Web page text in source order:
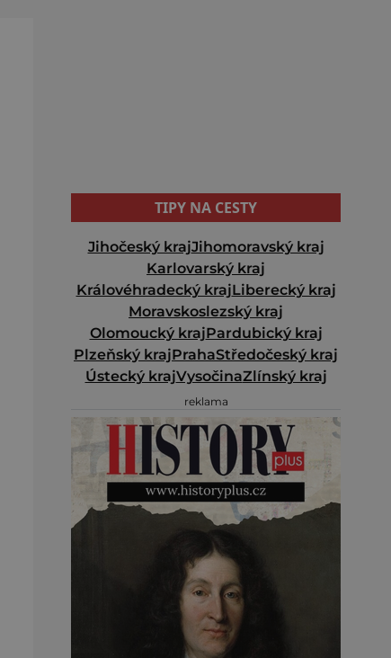
TIPY NA CESTY
Jihočeský krajJihomoravský kraj
Karlovarský kraj
Královéhradecký krajLiberecký kraj
Moravskoslezský kraj
Olomoucký krajPardubický kraj
Plzeňský krajPrahaStředočeský kraj
Ústecký krajVysočinaZlínský kraj
reklama